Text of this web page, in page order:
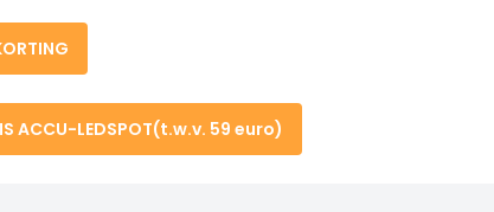
ACCU-LEDSPOT(t.w.v. 59 euro)